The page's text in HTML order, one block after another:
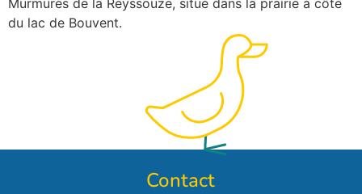
Murmures de la Reyssouze, situé dans la prairie à côté
du lac de Bouvent.
Contact